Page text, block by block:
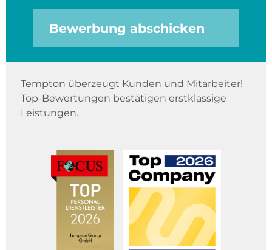
Bewerbung abschicken
Tempton überzeugt Kunden und Mitarbeiter!
Top-Bewertungen bestätigen erstklassige
Leistungen.